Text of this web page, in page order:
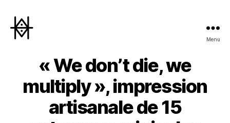
Menu
« We don’t die, we
multiply », impression
artisanale de 15